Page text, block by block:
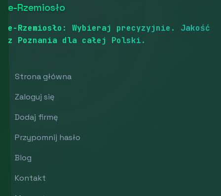
e-Rzemiosło
e-Rzemiosło: Wybieraj precyzyjnie. Jakość
z Poznania dla całej Polski.
Strona główna
Zaloguj się
Dodaj firmę
Przypomnij hasło
Blog
Kontakt